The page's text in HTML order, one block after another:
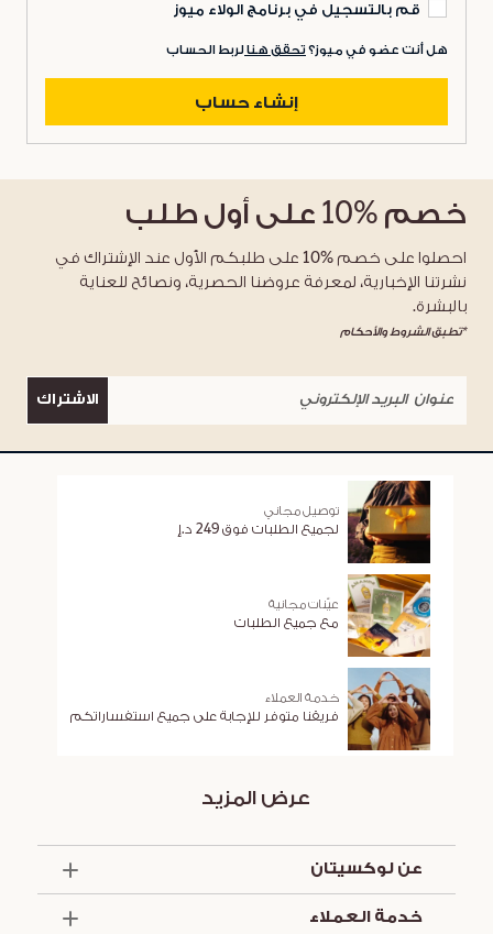
قم بالتسجيل في برنامج الولاء ميوز
هل أنت عضو في ميوز؟ تحقق هنا لربط الحساب
إنشاء حساب
خصم %10 على أول طلب
احصلوا على خصم %10 على طلبكم الأول عند الإشتراك في
نشرتنا الإخبارية، لمعرفة عروضنا الحصرية، ونصائح للعناية
بالبشرة.
*تطبق الشروط والأحكام
الاشتراك
توصيل مجاني
لجميع الطلبات فوق 249 د.إ
عيّنات مجانية
مع جميع الطلبات
خدمة العملاء
فريقنا متوفر للإجابة على جميع استفساراتكم
عرض المزيد
عن لوكسيتان
خدمة العملاء